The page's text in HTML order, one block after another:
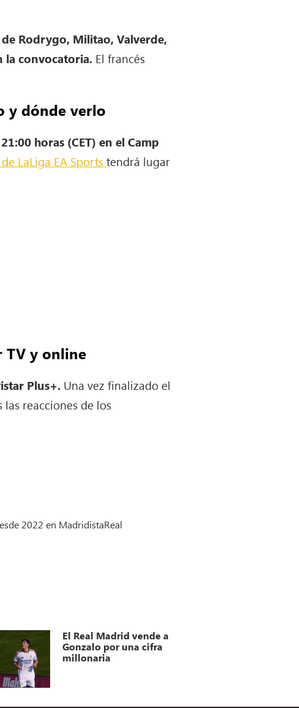
Rodrygo, Militao, Valverde,
la convocatoria. El francés
y dónde verlo
horas (CET) en el Camp
LaLiga EA Sportstendrá lugar
TV y online
Plus+. Una vez finalizado el
reacciones de los
2022 en MadridistaReal
El Real Madrid vende a
Gonzalo por una cifra
millonaria